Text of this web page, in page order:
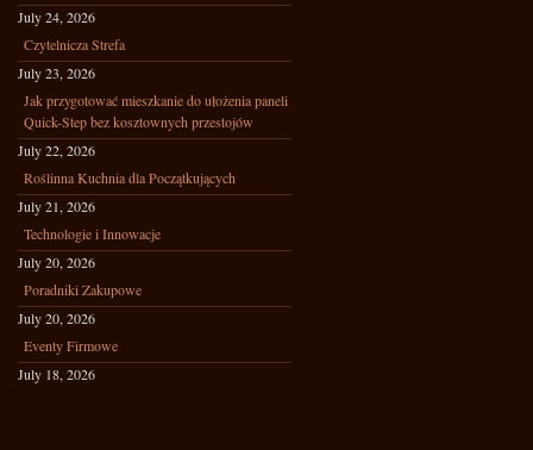
July 24, 2026
Czytelnicza Strefa
July 23, 2026
Jak przygotować mieszkanie do ułożenia paneli
Quick-Step bez kosztownych przestojów
July 22, 2026
Roślinna Kuchnia dla Początkujących
July 21, 2026
Technologie i Innowacje
July 20, 2026
Poradniki Zakupowe
July 20, 2026
Eventy Firmowe
July 18, 2026